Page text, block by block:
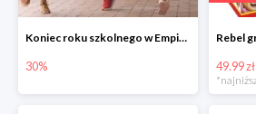
Koniec roku szkolnego w Empiku - prezenty dla dzieci i nauczycieli do -30%
30% 49.99 zł